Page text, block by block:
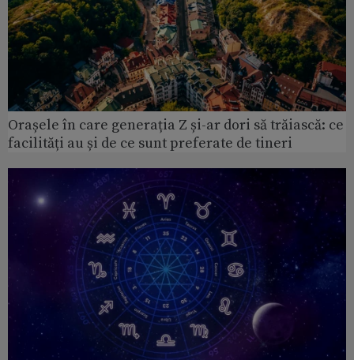
Orașele în care generația Z și-ar dori să trăiască: ce
facilități au și de ce sunt preferate de tineri